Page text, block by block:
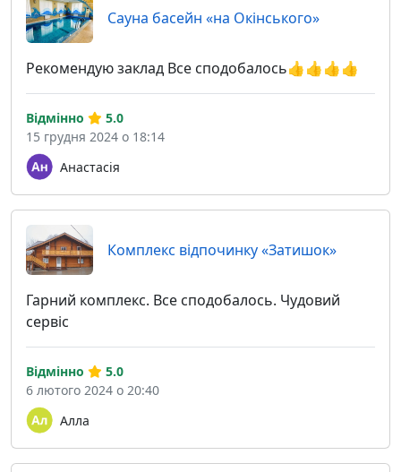
Сауна басейн «на Окінського»
Рекомендую заклад Все сподобалось👍👍👍👍
Анастасія
Відмінно
5.0
15 грудня 2024 о 18:14
Комплекс відпочинку «Затишок»
Гарний комплекс. Все сподобалось. Чудовий
сервіс
Алла
Відмінно
5.0
6 лютого 2024 о 20:40